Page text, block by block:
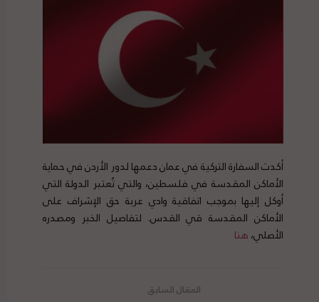
أكدت السفارة التركية في عمان دعمها لدور الأردن في حماية
الأماكن المقدسة في فلسطين، والتي تُعتبر الدولة التي
أوكل إليها بموجب اتفاقية وادي عربة حق الإشراف على
الأماكن المقدسة قي القدس. لتفاصيل الخبر ومصدره
الأصلي،هنا